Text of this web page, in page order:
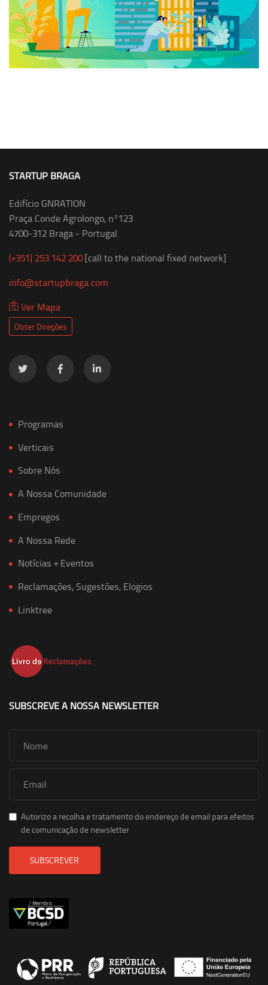
STARTUP BRAGA
Edifício GNRATION
Praça Conde Agrolongo, nº123
4700-312 Braga - Portugal
(+351) 253 142 200[call to the national fixed network]
info@startupbraga.com
Ver Mapa
Obter Direções
Programas
Verticais
Sobre Nós
A Nossa Comunidade
Empregos
A Nossa Rede
Notícias + Eventos
Reclamações, Sugestões, Elogios
Linktree
SUBSCREVE A NOSSA NEWSLETTER
Autorizo a recolha e tratamento do endereço de email para efeitos
de comunicação de newsletter
SUBSCREVER